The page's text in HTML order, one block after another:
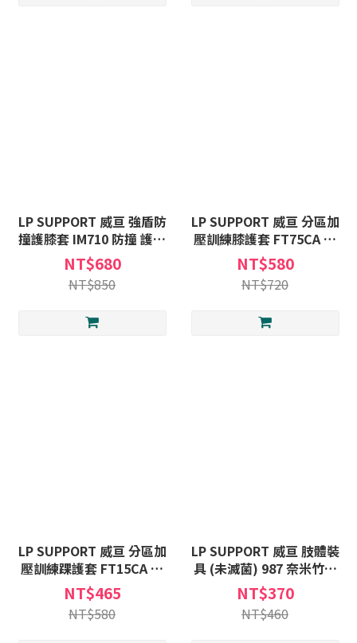
LP SUPPORT 威亘 強盾防
撞護膝套 IM710 防撞 護膝
套 訓練 運動 膝護套 護膝
膝蓋套
NT$680
NT$850
LP SUPPORT 威亘 分區加
壓訓練膝護套 FT75CA 加
壓 訓練 運動 膝護套 護膝
膝蓋套
NT$580
NT$720
LP SUPPORT 威亘 分區加
壓訓練踝護套 FT15CA 加
壓 訓練 運動 踝護套 護踝
腳踝套
NT$465
NT$580
LP SUPPORT 威亘 肢體裝
具 (未滅菌) 987 奈米竹炭
踝護套 護腳踝 腳踝 踝護套
護踝 足踝 護具
NT$370
NT$460